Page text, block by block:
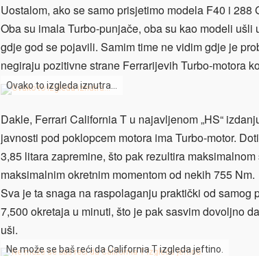
Uostalom, ako se samo prisjetimo modela F40 i 288
Oba su imala Turbo-punjače, oba su kao modeli
gdje god se pojavili. Samim time ne vidim gdje je
negiraju pozitivne strane Ferrarijevih Turbo-motora
Ovako to izgleda iznutra…
Dakle, Ferrari California T u najavljenom „HS“
javnosti pod poklopcem motora ima Turbo-motor.
3,85 litara zapremine, što pak rezultira
maksimalnim okretnim momentom od nekih 755 Nm.
Sva je ta snaga na raspolaganju praktički od samog
7,500 okretaja u minuti, što je pak sasvim dovoljno
uši.
Ne može se baš reći da California T izgleda jeftino.